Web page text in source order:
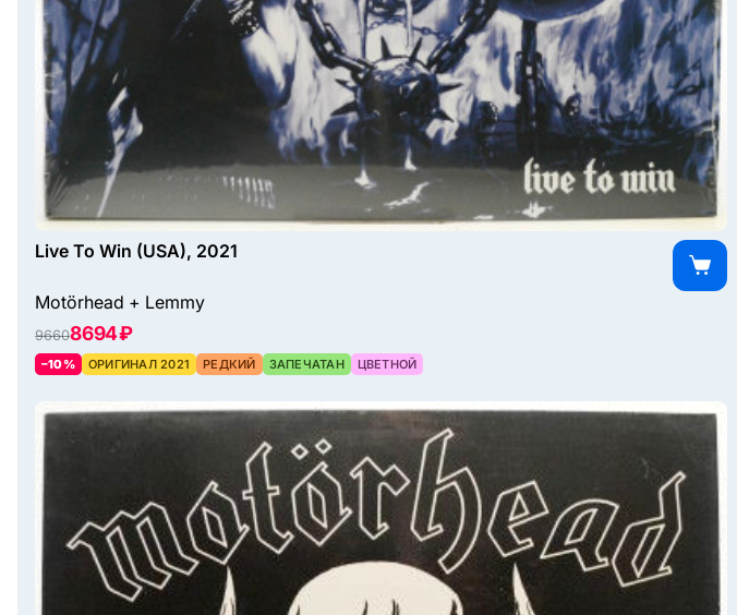
Live To Win (USA), 2021
Motörhead + Lemmy
96608694 ₽
–10% ОРИГИНАЛ 2021 РЕДКИЙ ЗАПЕЧАТАН ЦВЕТНОЙ